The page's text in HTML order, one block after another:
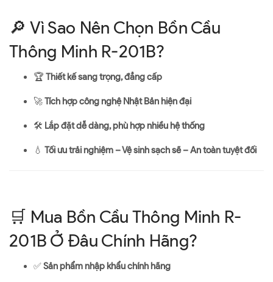
🔎 Vì Sao Nên Chọn Bồn Cầu
Thông Minh R-201B?
🏆 Thiết kế sang trọng, đẳng cấp
🚀Tích hợp công nghệ Nhật Bản hiện đại
🛠 Lắp đặt dễ dàng, phù hợp nhiều hệ thống
💧 Tối ưu trải nghiệm – Vệ sinh sạch sẽ – An toàn tuyệt đối
🛒 Mua Bồn Cầu Thông Minh R-
201B Ở Đâu Chính Hãng?
✅Sản phẩm nhập khẩu chính hãng